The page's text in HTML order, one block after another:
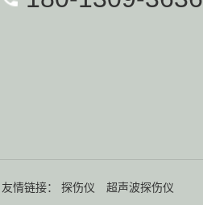
友情链接： 探伤仪 超声波探伤仪